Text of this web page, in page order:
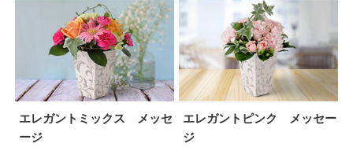
エレガントミックス メッセ
ージ
エレガントピンク メッセー
ジ